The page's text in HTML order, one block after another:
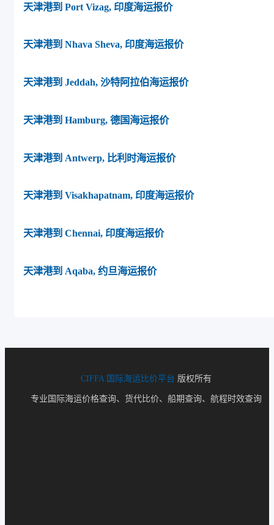
天津港到 Port Vizag, 印度海运报价
天津港到 Nhava Sheva, 印度海运报价
天津港到 Jeddah, 沙特阿拉伯海运报价
天津港到 Hamburg, 德国海运报价
天津港到 Antwerp, 比利时海运报价
天津港到 Visakhapatnam, 印度海运报价
天津港到 Chennai, 印度海运报价
天津港到 Aqaba, 约旦海运报价
CIFFA 国际海运比价平台 版权所有
专业国际海运价格查询、货代比价、船期查询、航程时效查询